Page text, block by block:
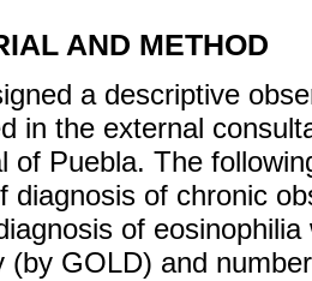
AND METHOD
a descriptive
in the external
of Puebla. The
diagnosis of chronic
of
(by GOLD) and